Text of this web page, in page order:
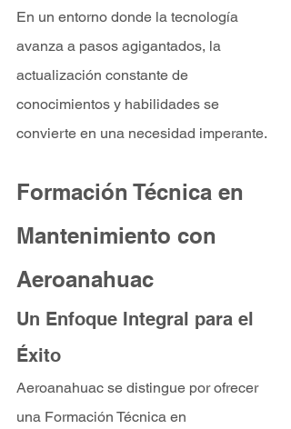
En un entorno donde la tecnología
avanza a pasos agigantados, la
actualización constante de
conocimientos y habilidades se
convierte en una necesidad imperante.
Formación Técnica en
Mantenimiento con
Aeroanahuac
Un Enfoque Integral para el
Éxito
Aeroanahuac se distingue por ofrecer
una Formación Técnica en